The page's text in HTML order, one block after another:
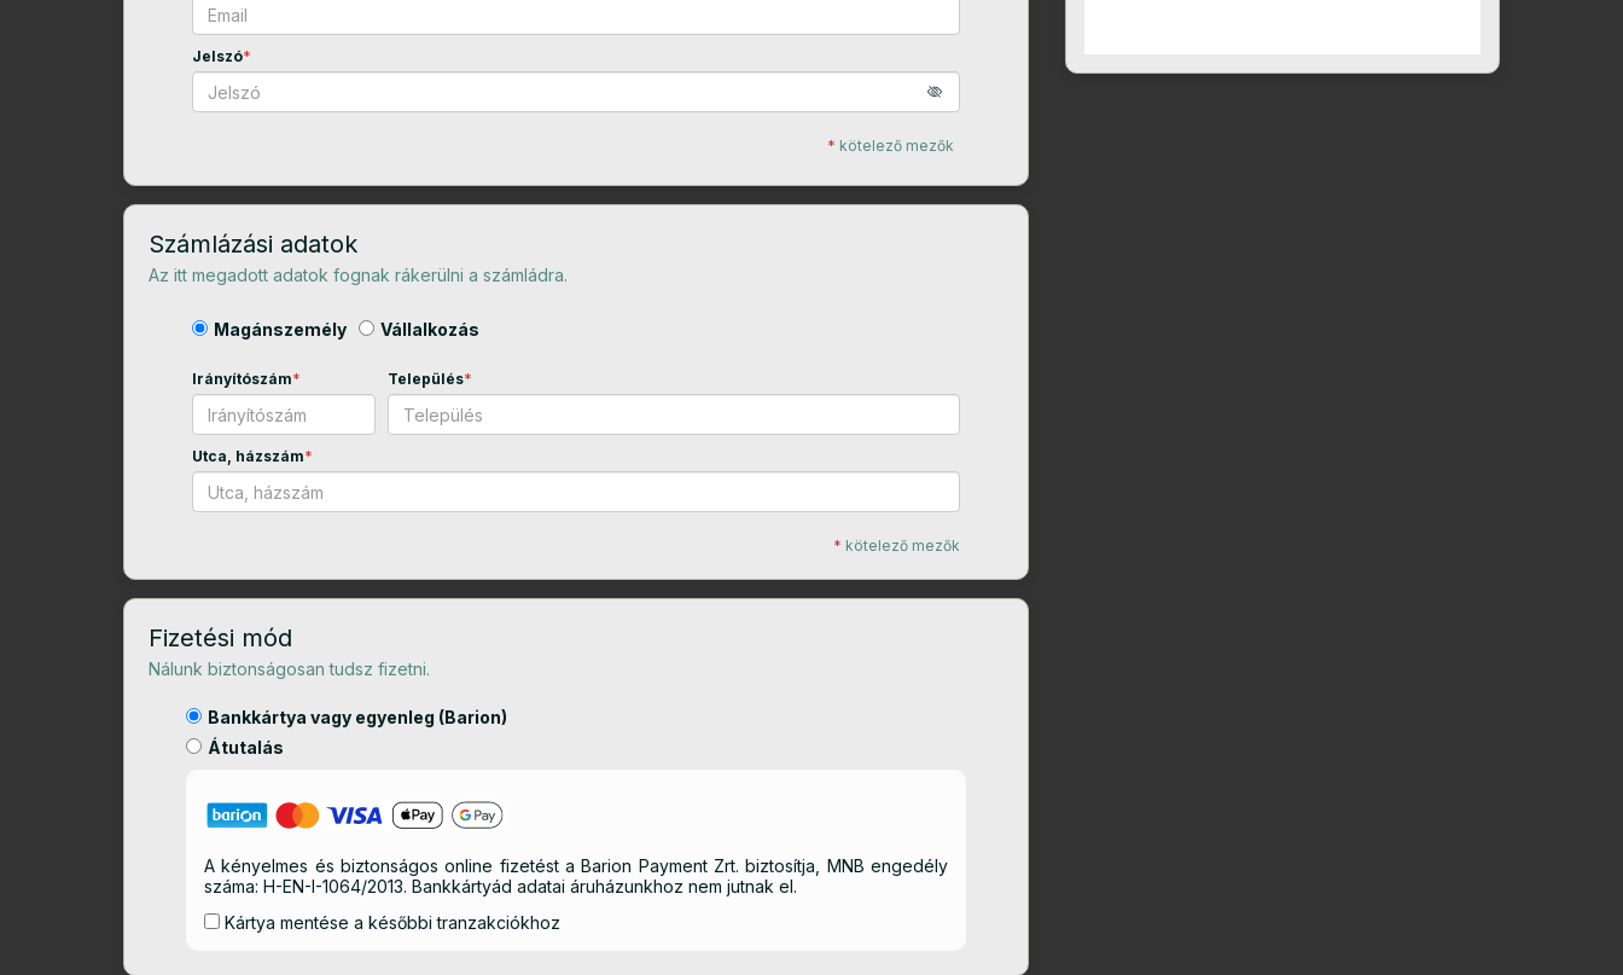
Jelszó*
* kötelező mezők
Számlázási adatok
Az itt megadott adatok fognak rákerülni a számládra.
Magánszemély Vállalkozás
Irányítószám* Település*
Utca, házszám*
* kötelező mezők
Fizetési mód
Nálunk biztonságosan tudsz fizetni.
Bankkártya vagy egyenleg (Barion)
Átutalás
A kényelmes és biztonságos online fizetést a Barion Payment Zrt. biztosítja, MNB engedély
száma: H-EN-I-1064/2013. Bankkártyád adatai áruházunkhoz nem jutnak el.
Kártya mentése a későbbi tranzakciókhoz